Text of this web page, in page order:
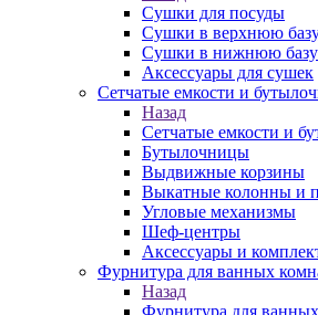
Сушки для посуды
Сушки в верхнюю
Сушки в нижнюю базу
Аксессуары для сушек
Сетчатые емкости и
Назад
Сетчатые емкости и
Бутылочницы
Выдвижные корзины
Выкатные колонны и
Угловые механизмы
Шеф-центры
Аксессуары и
Фурнитура для ванных
Назад
Фурнитура для